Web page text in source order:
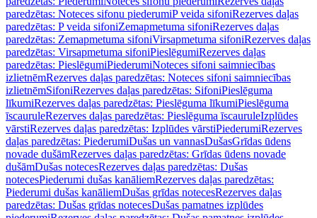
paredzētas: Noteces sifonu piederumiP veida sifoniRezerves daļas
paredzētas: P veida sifoniZemapmetuma sifoniRezerves daļas
paredzētas: Zemapmetuma sifoniVirsapmetuma sifoniRezerves daļas
paredzētas: Virsapmetuma sifoniPieslēgumiRezerves daļas
paredzētas: PieslēgumiPiederumiNoteces sifoni saimniecības
izlietnēmRezerves daļas paredzētas: Noteces sifoni saimniecības
izlietnēmSifoniRezerves daļas paredzētas: SifoniPieslēguma
līkumiRezerves daļas paredzētas: Pieslēguma līkumiPieslēguma
īscauruleRezerves daļas paredzētas: Pieslēguma īscauruleIzplūdes
vārstiRezerves daļas paredzētas: Izplūdes vārstiPiederumiRezerves
daļas paredzētas: PiederumiDušas un vannasDušasGrīdas ūdens
novade dušāmRezerves daļas paredzētas: Grīdas ūdens novade
dušāmDušas notecesRezerves daļas paredzētas: Dušas
notecesPiederumi dušas kanāliemRezerves daļas paredzētas:
Piederumi dušas kanāliemDušas grīdas notecesRezerves daļas
paredzētas: Dušas grīdas notecesDušas pamatnes izplūdes